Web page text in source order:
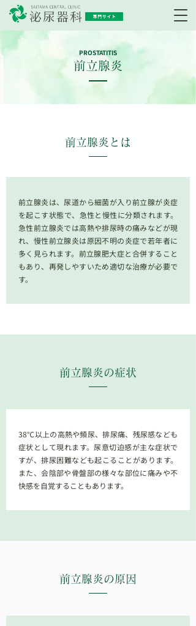
PROSTATITIS
前立腺炎
前立腺炎とは
前立腺炎は、尿道から細菌が入り前立腺が炎症
を起こす状態で、急性と慢性に分類されます。
急性前立腺炎では高熱や排尿時の痛みなどが現
れ、慢性前立腺炎は原因不明の炎症で若年者に
多く見られます。前立腺肥大症と合併すること
もあり、再発しやすいため適切な治療が必要で
す。
前立腺炎 の症状
38℃以上の高熱や頻尿、排尿痛、残尿感なども
症状として現れます。尿意切迫感が主な症状で
すが、排尿困難なども起こることがあります。
また、会陰部や骨盤部の様々な部位に痛みや不
快感を自覚することもあります。
前立腺炎 の原因